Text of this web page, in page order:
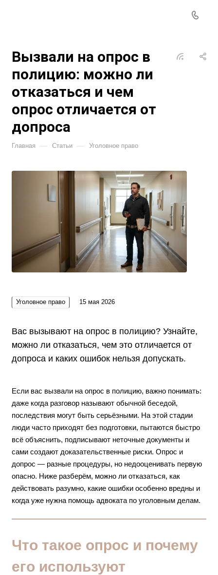
Вызвали на опрос в
полицию: можно ли
отказаться и чем
опрос отличается от
допроса
Главная — Статьи — Уголовное право
Уголовное право 15 мая 2026
Вас вызывают на опрос в полицию? Узнайте,
можно ли отказаться, чем это отличается от
допроса и каких ошибок нельзя допускать.
Если вас вызвали на опрос в полицию, важно понимать:
даже когда разговор называют обычной беседой,
последствия могут быть серьёзными. На этой стадии
люди часто приходят без подготовки, пытаются быстро
всё объяснить, подписывают неточные документы и
сами создают доказательственные риски. Опрос и
допрос — разные процедуры, но недооценивать первую
опасно. Ниже разберём, можно ли отказаться, как
действовать разумно, какие ошибки особенно вредны и
когда уже нужна помощь адвоката по уголовным делам.
Что такое опрос и почему
его используют